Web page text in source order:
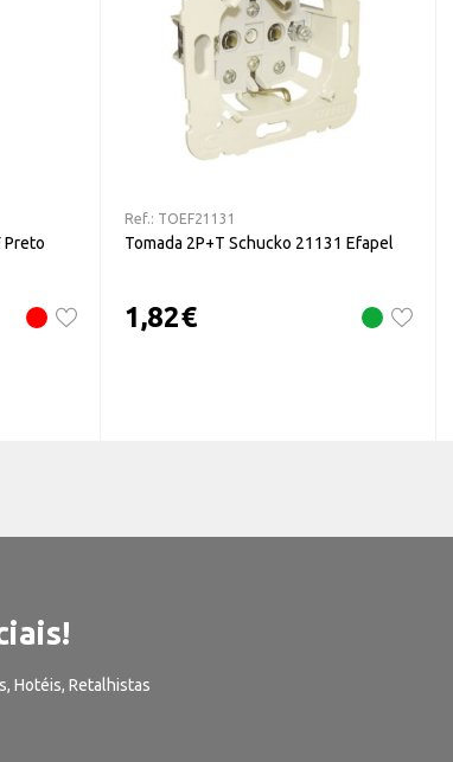
Preto
Ref.: TOEF21131
Tomada 2P+T Schucko 21131 Efapel
1,82€
Hotéis, Retalhistas